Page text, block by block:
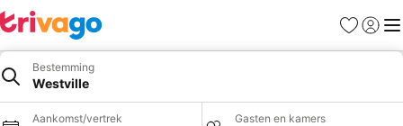
Favorieten
Bestemming
Westville
Aankomst/vertrek Gasten en kamers